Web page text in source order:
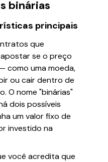
binárias
principais
que
se o preço
como uma moeda,
ou cair dentro de
O nome "binárias"
dois possíveis
um valor fixo de
investido na
você acredita que